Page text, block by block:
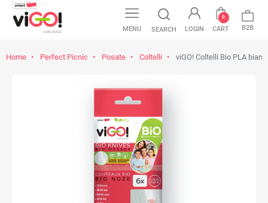
MENU SEARCH LOGIN CART
0
B2B
Home Perfect Picnic Posate Coltelli viGO! Coltelli Bio PLA